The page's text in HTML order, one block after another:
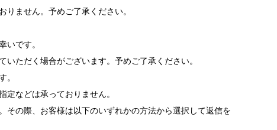
ません。予めご了承ください。
です。
ただく場合がございます。予めご了承ください。
。
などは承っておりません。
その際、お客様は以下のいずれかの方法から選択して返信を